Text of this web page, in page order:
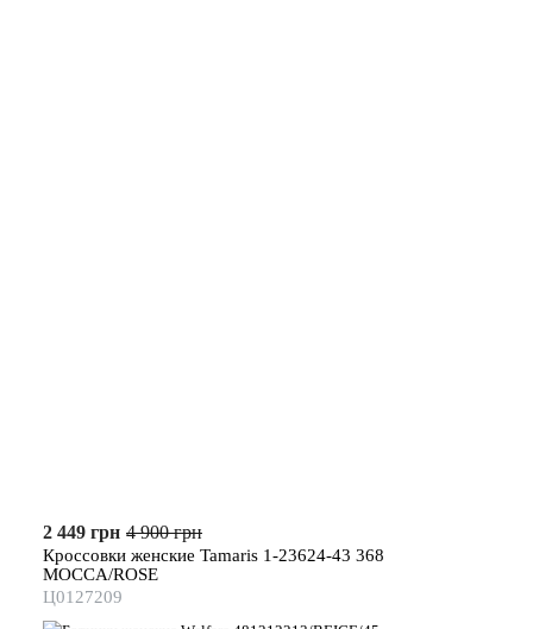
2 449 грн 4 900 грн
Кроссовки женские Tamaris 1-23624-43 368
MOCCA/ROSE
Ц0127209